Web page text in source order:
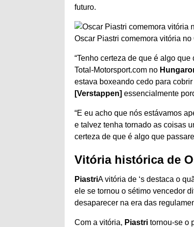
futuro.
Oscar Piastri comemora vitória
“Tenho certeza de que é algo
Total-Motorsport.com no
estava boxeando cedo para cobrir
[Verstappen] essencialmente
“E eu acho que nós estávamos
e talvez tenha tornado as coisas
certeza de que é algo que
Vitória histórica de
PiastriA vitória de ‘s destaca o
ele se tornou o sétimo vencedor
desaparecer na era das
Com a vitória, Piastri tornou-se o